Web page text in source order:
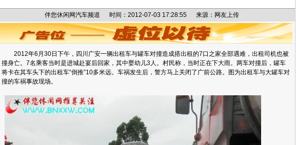
伴您休闲网汽车频道 时间：2012-07-03 17:28:55 来源：网友上传
2012年6月30日下午，四川广安一辆出租车与罐车对撞造成搭出租的7口之家全部遇难，出租司机也被
撞身亡。7名乘客当时是进城赴宴后回家，其中婴幼儿3人。村民称，当时正在下大雨。两车对撞后，罐车
将卡在其车头下的出租车“倒推”10多米远。车祸发生后，警方马上关闭了广前公路。图为出租车与大罐车对
撞的车祸事故现场。